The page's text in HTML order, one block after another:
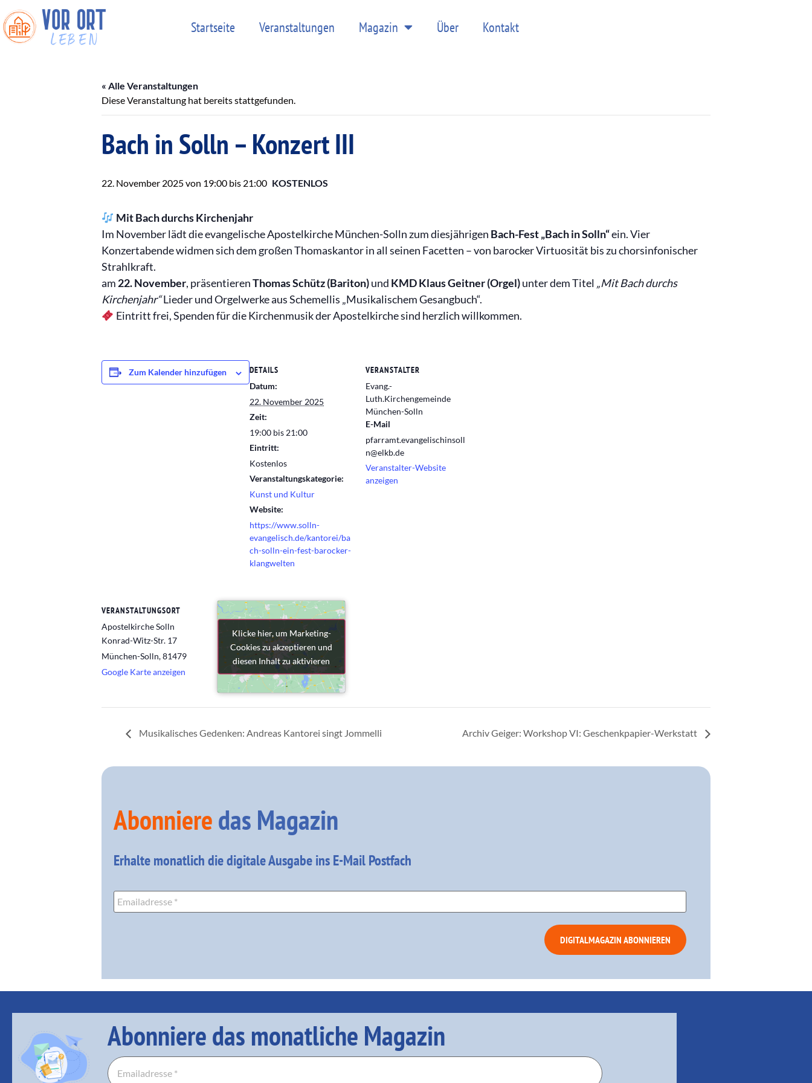
Startseite Veranstaltungen Magazin Über Kontakt
« Alle Veranstaltungen
Diese Veranstaltung hat bereits stattgefunden.
Bach in Solln – Konzert III
22. November 2025 von 19:00 bis 21:00 KOSTENLOS
Mit Bach durchs Kirchenjahr
Im November lädt die evangelische Apostelkirche München-Solln zum diesjährigen Bach-Fest „Bach in Solln“ein. Vier
Konzertabende widmen sich dem großen Thomaskantor in all seinen Facetten – von barocker Virtuosität bis zu chorsinfonischer
Strahlkraft.
am22. November, präsentierenThomas Schütz (Bariton)und KMD Klaus Geitner (Orgel)unter dem Titel „Mit Bach durchs
Kirchenjahr“Lieder und Orgelwerke aus Schemellis „Musikalischem Gesangbuch“.
Eintritt frei, Spenden für die Kirchenmusik der Apostelkirche sind herzlich willkommen.
Zum Kalender hinzufügen DETAILS
Datum:
22. November 2025
Zeit:
19:00 bis 21:00
Eintritt:
Kostenlos
Veranstaltungskategorie:
Kunst und Kultur
Website:
https://www.solln-
evangelisch.de/kantorei/ba
ch-solln-ein-fest-barocker-
klangwelten
VERANSTALTER
Evang.-
Luth.Kirchengemeinde
München-Solln
E-Mail
pfarramt.evangelischinsoll
n@elkb.de
Veranstalter-Website
anzeigen
VERANSTALTUNGSORT
Apostelkirche Solln
Konrad-Witz-Str. 17
München-Solln,81479
Google Karte anzeigen
Klicke hier, um Marketing-
Cookies zu akzeptieren und
diesen Inhalt zu aktivieren
Klicke hier, um Marketing-
Cookies zu akzeptieren und
diesen Inhalt zu aktivieren
Musikalisches Gedenken: Andreas Kantorei singt Jommelli Archiv Geiger: Workshop VI: Geschenkpapier-Werkstatt
Abonnieredas Magazin
Erhalte monatlich die digitale Ausgabe ins E-Mail Postfach
Abonniere das monatliche Magazin